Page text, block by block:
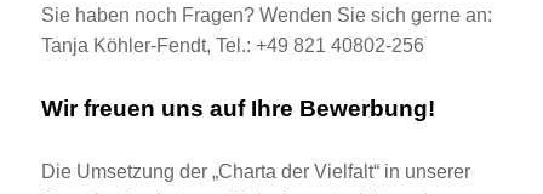
Sie haben noch Fragen? Wenden Sie sich gerne an:
Tanja Köhler-Fendt, Tel.: +49 821 40802-256
Wir freuen uns auf Ihre Bewerbung!
Die Umsetzung der „Charta der Vielfalt“ in unserer